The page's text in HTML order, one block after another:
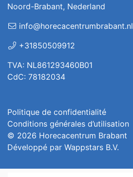
Noord-Brabant, Nederland
info@horecacentrumbrabant.nl
+31850509912
TVA: NL861293460B01
CdC: 78182034
Politique de confidentialité
Conditions générales d’utilisation
© 2026 Horecacentrum Brabant
Développé par Wappstars B.V.